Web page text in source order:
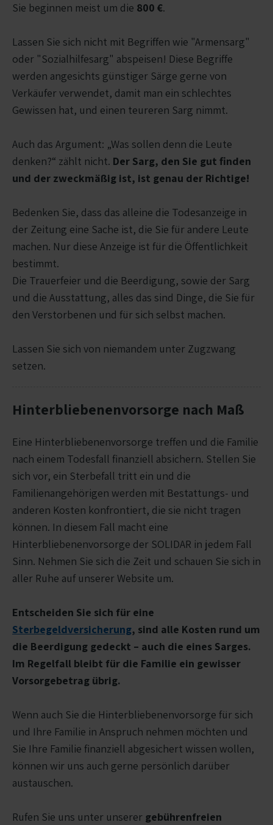
Sie beginnen meist um die 800 €.
Lassen Sie sich nicht mit Begriffen wie "Armensarg"
oder "Sozialhilfesarg" abspeisen! Diese Begriffe
werden angesichts günstiger Särge gerne von
Verkäufer verwendet, damit man ein schlechtes
Gewissen hat, und einen teureren Sarg nimmt.
Auch das Argument: „Was sollen denn die Leute
denken?“ zählt nicht. Der Sarg, den Sie gut finden
und der zweckmäßig ist, ist genau der Richtige!
Bedenken Sie, dass das alleine die Todesanzeige in
der Zeitung eine Sache ist, die Sie für andere Leute
machen. Nur diese Anzeige ist für die Öffentlichkeit
bestimmt.
Die Trauerfeier und die Beerdigung, sowie der Sarg
und die Ausstattung, alles das sind Dinge, die Sie für
den Verstorbenen und für sich selbst machen.
Lassen Sie sich von niemandem unter Zugzwang
setzen.
Hinterbliebenenvorsorge nach Maß
Eine Hinterbliebenenvorsorge treffen und die Familie
nach einem Todesfall finanziell absichern. Stellen Sie
sich vor, ein Sterbefall tritt ein und die
Familienangehörigen werden mit Bestattungs- und
anderen Kosten konfrontiert, die sie nicht tragen
können. In diesem Fall macht eine
Hinterbliebenenvorsorge der SOLIDAR in jedem Fall
Sinn. Nehmen Sie sich die Zeit und schauen Sie sich in
aller Ruhe auf unserer Website um.
Entscheiden Sie sich für eine
Sterbegeldversicherung, sind alle Kosten rund um
die Beerdigung gedeckt – auch die eines Sarges.
Im Regelfall bleibt für die Familie ein gewisser
Vorsorgebetrag übrig.
Wenn auch Sie die Hinterbliebenenvorsorge für sich
und Ihre Familie in Anspruch nehmen möchten und
Sie Ihre Familie finanziell abgesichert wissen wollen,
können wir uns auch gerne persönlich darüber
austauschen.
Rufen Sie uns unter unserer gebührenfreien